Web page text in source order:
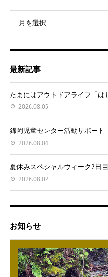
月を選択
最新記事
たまにはアウトドアライフ「は
2026.08.05
錦岡児童センター活動サポート
2026.08.04
夏休みスペシャルウィーク2日目
2026.08.02
お知らせ